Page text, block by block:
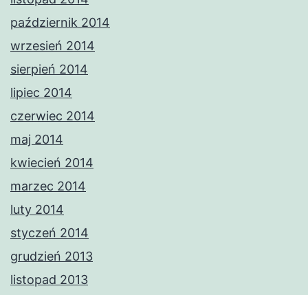
październik 2014
wrzesień 2014
sierpień 2014
lipiec 2014
czerwiec 2014
maj 2014
kwiecień 2014
marzec 2014
luty 2014
styczeń 2014
grudzień 2013
listopad 2013